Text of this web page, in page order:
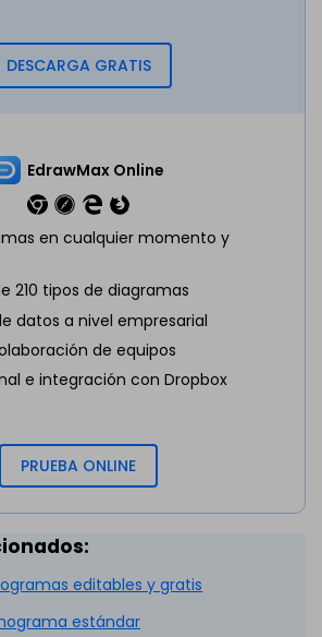
DESCARGA GRATIS
EdrawMax Online
en cualquier momento y
210 tipos de diagramas
datos a nivel empresarial
de equipos
e integración con Dropbox
PRUEBA ONLINE
editables y gratis
estándar